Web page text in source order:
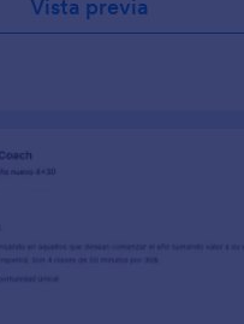
Vista previa